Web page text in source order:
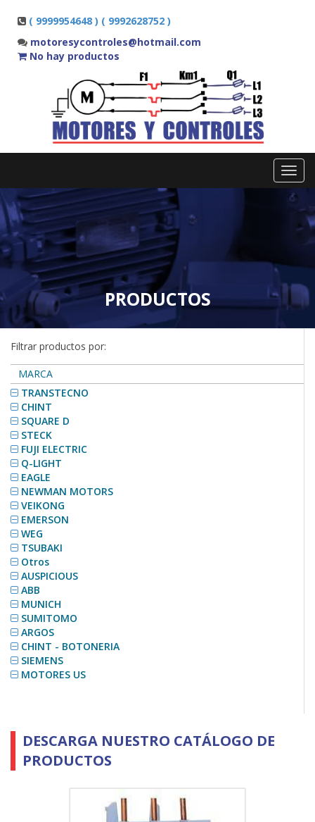
( 9999954648 ) ( 9992628752 )
motoresycontroles@hotmail.com
No hay productos
PRODUCTOS
Filtrar productos por:
MARCA
TRANSTECNO
CHINT
SQUARE D
STECK
FUJI ELECTRIC
Q-LIGHT
EAGLE
NEWMAN MOTORS
VEIKONG
EMERSON
WEG
TSUBAKI
Otros
AUSPICIOUS
ABB
MUNICH
SUMITOMO
ARGOS
CHINT - BOTONERIA
SIEMENS
MOTORES US
DESCARGA NUESTRO CATÁLOGO DE
PRODUCTOS